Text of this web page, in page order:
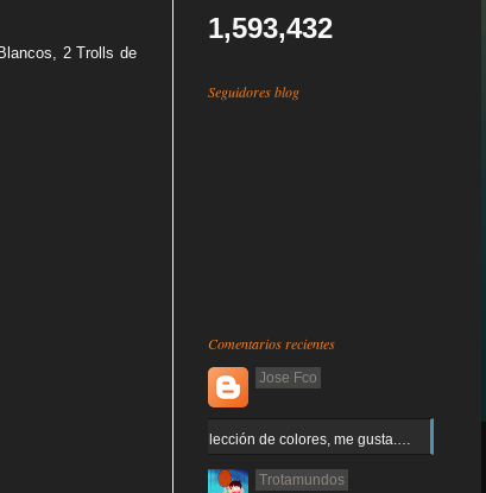
2 Trolls de
1,593,432
Seguidores blog
Comentarios recientes
Jose Fco
Muy buena elección de colores, me gusta.…
Trotamundos